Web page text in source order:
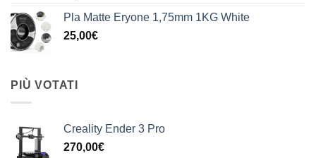
Pla Matte Eryone 1,75mm 1KG White
25,00€
PIÙ VOTATI
Creality Ender 3 Pro
270,00€